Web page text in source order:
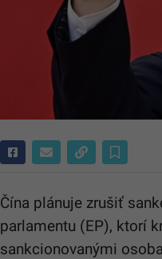
Čína plánuje zrušiť
parlamentu (EP), ktorí
sankcionovanými